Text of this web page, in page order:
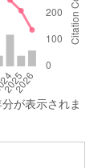
が表示されま